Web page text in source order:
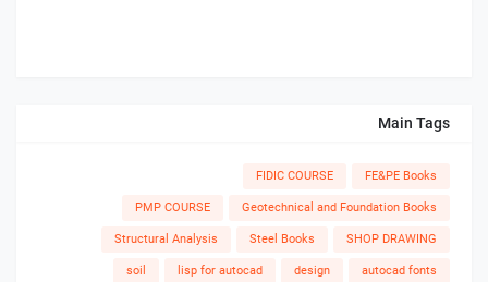
Main Tags
FE&PE Books
FIDIC COURSE
Geotechnical and Foundation Books
PMP COURSE
SHOP DRAWING
Steel Books
Structural Analysis
autocad fonts
design
lisp for autocad
soil